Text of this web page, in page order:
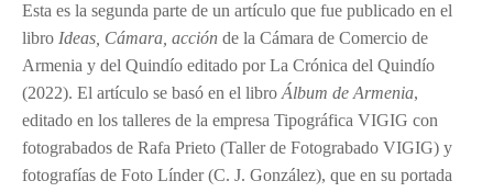
Esta es la segunda parte de un artículo que fue publicado en el
libro Ideas, Cámara, acción de la Cámara de Comercio de
Armenia y del Quindío editado por La Crónica del Quindío
(2022). El artículo se basó en el libro Álbum de Armenia,
editado en los talleres de la empresa Tipográfica VIGIG con
fotograbados de Rafa Prieto (Taller de Fotograbado VIGIG) y
fotografías de Foto Línder (C. J. González), que en su portada